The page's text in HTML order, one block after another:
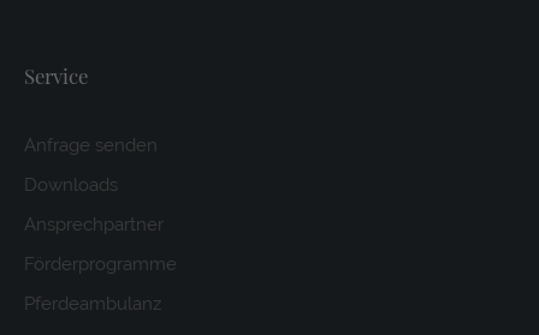
Service
Anfrage senden
Downloads
Ansprechpartner
Förderprogramme
Pferdeambulanz